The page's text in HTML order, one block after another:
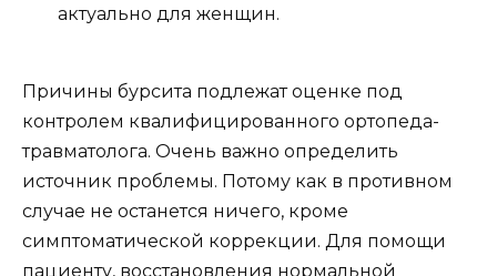
актуально для женщин.
Причины бурсита подлежат оценке под
контролем квалифицированного ортопеда-
травматолога. Очень важно определить
источник проблемы. Потому как в противном
случае не останется ничего, кроме
симптоматической коррекции. Для помощи
пациенту, восстановления нормальной